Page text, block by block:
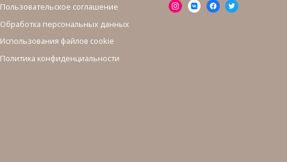
Пользовательское соглашение
Обработка персональных данных
Использования файлов cookie
Политика конфиденциальности